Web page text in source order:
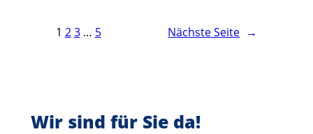
1 23 … 5 Nächste Seite →
Wir sind für Sie da!